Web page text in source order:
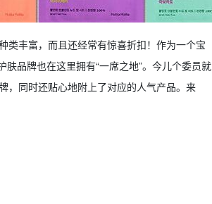
类丰富，而且还经常有惊喜折扣！作为一个宝
品牌也在这里拥有“一席之地”。今儿个委员就
，同时还贴心地附上了对应的人气产品。来